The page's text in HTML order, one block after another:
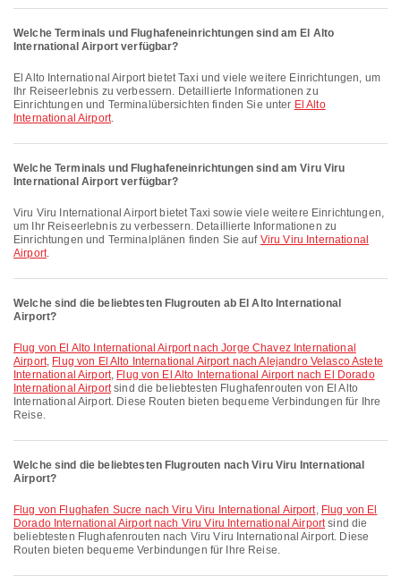
Welche Terminals und Flughafeneinrichtungen sind am El Alto
International Airport verfügbar?
El Alto International Airport bietet Taxi und viele weitere Einrichtungen, um
Ihr Reiseerlebnis zu verbessern. Detaillierte Informationen zu
Einrichtungen und Terminalübersichten finden Sie unter El Alto
International Airport.
Welche Terminals und Flughafeneinrichtungen sind am Viru Viru
International Airport verfügbar?
Viru Viru International Airport bietet Taxi sowie viele weitere Einrichtungen,
um Ihr Reiseerlebnis zu verbessern. Detaillierte Informationen zu
Einrichtungen und Terminalplänen finden Sie auf Viru Viru International
Airport.
Welche sind die beliebtesten Flugrouten ab El Alto International
Airport?
Flug von El Alto International Airport nach Jorge Chavez International
Airport, Flug von El Alto International Airport nach Alejandro Velasco Astete
International Airport, Flug von El Alto International Airport nach El Dorado
International Airportsind die beliebtesten Flughafenrouten von El Alto
International Airport. Diese Routen bieten bequeme Verbindungen für Ihre
Reise.
Welche sind die beliebtesten Flugrouten nach Viru Viru International
Airport?
Flug von Flughafen Sucre nach Viru Viru International Airport, Flug von El
Dorado International Airport nach Viru Viru International Airportsind die
beliebtesten Flughafenrouten nach Viru Viru International Airport. Diese
Routen bieten bequeme Verbindungen für Ihre Reise.